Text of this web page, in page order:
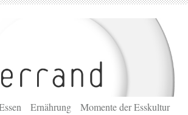
Ernährung Momente der Esskultur